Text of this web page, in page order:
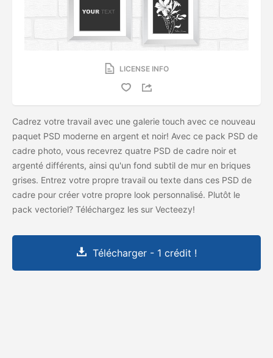
LICENSE INFO
Cadrez votre travail avec une galerie touch avec ce nouveau
paquet PSD moderne en argent et noir! Avec ce pack PSD de
cadre photo, vous recevrez quatre PSD de cadre noir et
argenté différents, ainsi qu'un fond subtil de mur en briques
grises. Entrez votre propre travail ou texte dans ces PSD de
cadre pour créer votre propre look personnalisé. Plutôt le
pack vectoriel? Téléchargez les sur Vecteezy!
Télécharger - 1 crédit !